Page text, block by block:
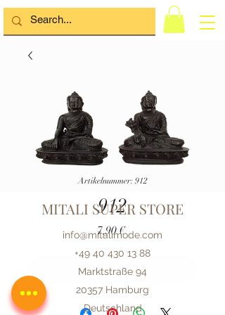
Artikelnummer: 912
912
7,90 €Preis
Nicht Verfügbar :(
MITALI SUPER STORE
info@mitalimode.com
+49 40 430 13 88
Marktstraße 94
20357 Hamburg
Deutschland